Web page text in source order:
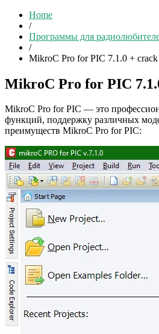
Home
/
Программы для
/
MikroC Pro for PIC 7.1.0 + crack
MikroC Pro for PIC
MikroC Pro for PIC — это
функций, поддержку различных
преимуществ MikroC Pro for PIC: